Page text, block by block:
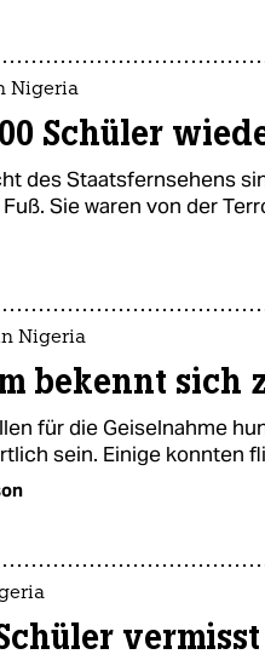
Nigeria
Schüler
des Staatsfernsehens
Sie waren von der
Nigeria
bekennt sich
für die Geiselnahme
sein. Einige konnten
vermisst